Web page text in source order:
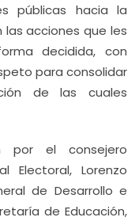
públicas hacia la
acciones que les
decidida, con
para consolidar
de las cuales
por el consejero
Electoral, Lorenzo
de Desarrollo e
de Educación,